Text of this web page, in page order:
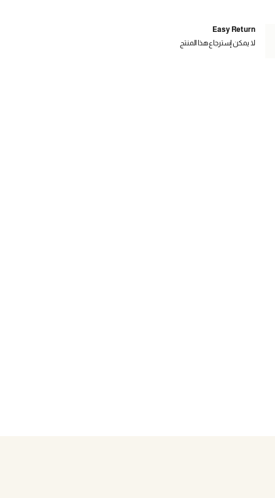
Easy Return
لا يمكن إسترجاع هذا المنتج